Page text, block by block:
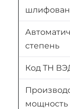
степень
Код ТН
мощность